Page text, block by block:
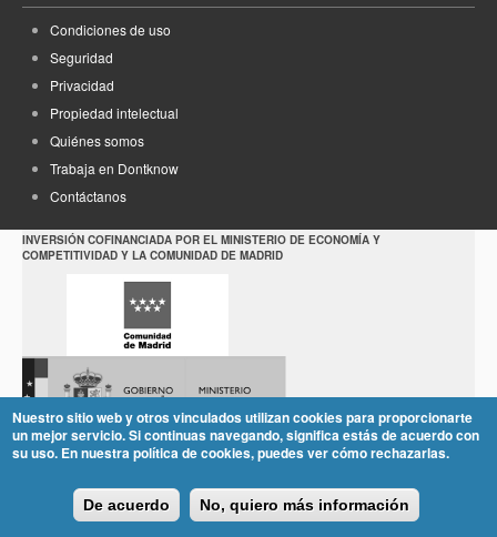
Condiciones de uso
Seguridad
Privacidad
Propiedad intelectual
Quiénes somos
Trabaja en Dontknow
Contáctanos
INVERSIÓN COFINANCIADA POR EL MINISTERIO DE ECONOMÍA Y
COMPETITIVIDAD Y LA COMUNIDAD DE MADRID
Nuestro sitio web y otros vinculados utilizan cookies para proporcionarte
un mejor servicio. Si continuas navegando, significa estás de acuerdo con
su uso. En nuestra política de cookies, puedes ver cómo rechazarlas.
De acuerdo No, quiero más información